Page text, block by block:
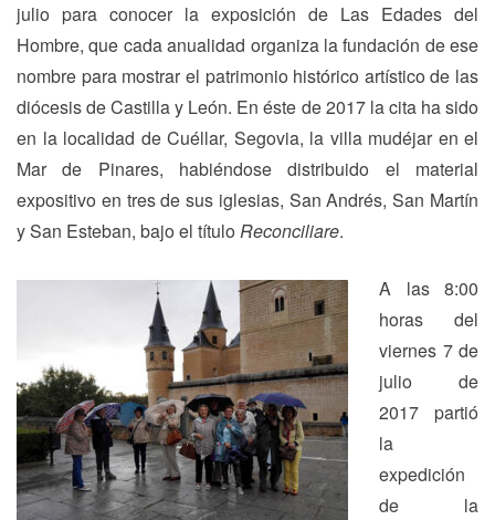
julio para conocer la exposición de Las Edades del
Hombre, que cada anualidad organiza la fundación de ese
nombre para mostrar el patrimonio histórico artístico de las
diócesis de Castilla y León. En éste de 2017 la cita ha sido
en la localidad de Cuéllar, Segovia, la villa mudéjar en el
Mar de Pinares, habiéndose distribuido el material
expositivo en tres de sus iglesias, San Andrés, San Martín
y San Esteban, bajo el título Reconciliare.
A las 8:00
horas del
viernes 7 de
julio de
2017 partió
la
expedición
de la